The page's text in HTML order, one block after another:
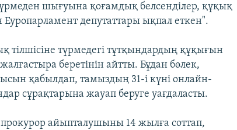
шығуына қоғамдық белсенділер, құқық
депутаттары ықпал еткен".
тілшісіне түрмедегі тұтқындардың құқығын
беретінін айтты. Бұдан бөлек,
қабылдап, тамыздың 31-і күні онлайн-
сұрақтарына жауап беруге уағдаласты.
айыпталушыны 14 жылға соттап,